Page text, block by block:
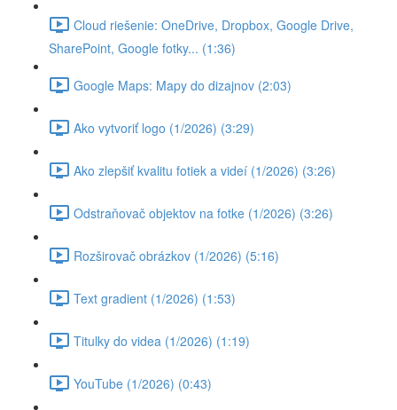
Cloud riešenie: OneDrive, Dropbox, Google Drive,
SharePoint, Google fotky... (1:36)
Google Maps: Mapy do dizajnov (2:03)
Ako vytvoriť logo (1/2026) (3:29)
Ako zlepšiť kvalitu fotiek a videí (1/2026) (3:26)
Odstraňovač objektov na fotke (1/2026) (3:26)
Rozširovač obrázkov (1/2026) (5:16)
Text gradient (1/2026) (1:53)
Titulky do videa (1/2026) (1:19)
YouTube (1/2026) (0:43)